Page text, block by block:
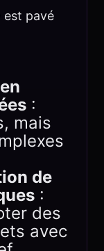
est pavé
:
mais
de
:
des
avec